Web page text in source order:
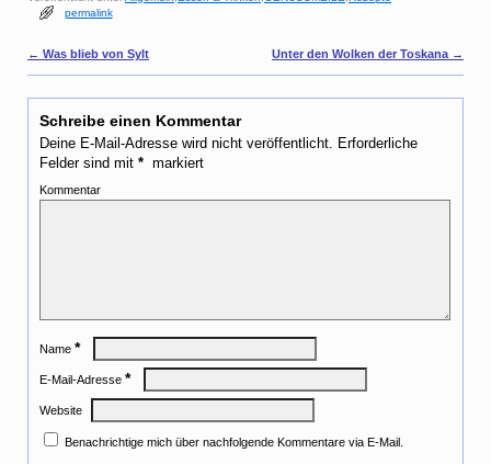
r
e
t
permalink
Artikelnavigation
← Was blieb von Sylt Unter den Wolken der Toskana →
Schreibe einen Kommentar
Deine E-Mail-Adresse wird nicht veröffentlicht. Erforderliche
Felder sind mit * markiert
Kommentar
Name *
E-Mail-Adresse *
Website
Benachrichtige mich über nachfolgende Kommentare via E-Mail.